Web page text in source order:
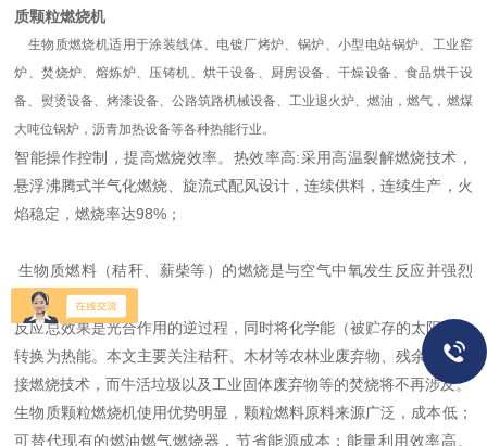
质颗粒燃烧机
生物质燃烧机适用于涂装线体、电镀厂烤炉、锅炉、小型电站锅炉、工业窑
炉、焚烧炉、熔炼炉、压铸机、烘干设备、厨房设备、干燥设备、食品烘干设
备、熨烫设备、烤漆设备、公路筑路机械设备、工业退火炉、燃油，燃气，燃煤
大吨位锅炉，沥青加热设备等各种热能行业。
智能操作控制，提高燃烧效率。热效率高:采用高温裂解燃烧技术，
悬浮沸腾式半气化燃烧、旋流式配风设计，连续供料，连续生产，火
焰稳定，燃烧率达98%；
生物质燃料（秸秆、薪柴等）的燃烧是与空气中氧发生反应并强烈
放热的化学反应。
反应总效果是光合作用的逆过程，同时将化学能（被贮存的太阳能）
转换为热能。本文主要关注秸秆、木材等农林业废弃物、残余物的直
接燃烧技术，而牛活垃圾以及工业固体废弃物等的焚烧将不再涉及。
生物质颗粒燃烧机使用优势明显，颗粒燃料原料来源广泛，成本低；
可替代现有的燃油燃气燃烧器，节省能源成本；能量利用效率高、